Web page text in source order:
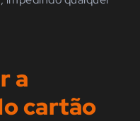
a
cartão